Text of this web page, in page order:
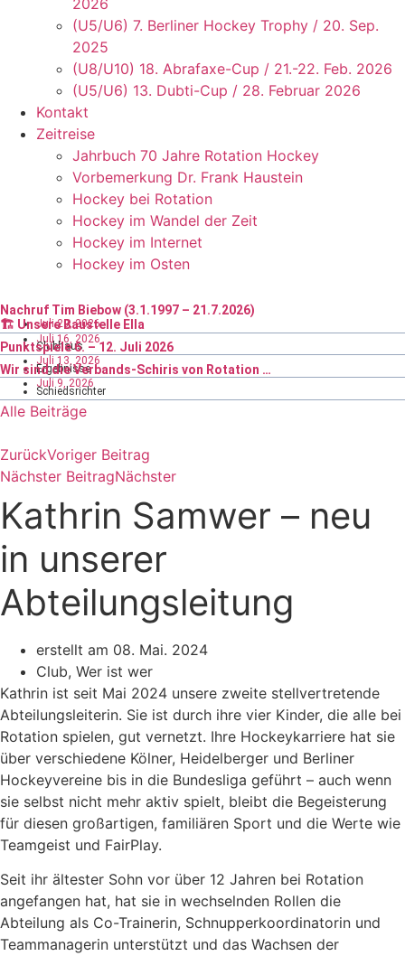
2026
(U5/U6) 7. Berliner Hockey Trophy / 20. Sep.
2025
(U8/U10) 18. Abrafaxe-Cup / 21.-22. Feb. 2026
(U5/U6) 13. Dubti-Cup / 28. Februar 2026
Kontakt
Zeitreise
Jahrbuch 70 Jahre Rotation Hockey
Vorbemerkung Dr. Frank Haustein
Hockey bei Rotation
Hockey im Wandel der Zeit
Hockey im Internet
Hockey im Osten
Juli 29, 2026
Nachruf Tim Biebow (3.1.1997 – 21.7.2026)
Juli 16, 2026
🏗️ Unsere Baustelle Ella
Clubhaus
Juli 13, 2026
Punktspiele 6. – 12. Juli 2026
Ergebnisse
Juli 9, 2026
Wir sind die Verbands-Schiris von Rotation …
Schiedsrichter
Alle Beiträge
ZurückVoriger Beitrag
Nächster BeitragNächster
Kathrin Samwer – neu
in unserer
Abteilungsleitung
erstellt am 08. Mai. 2024
Club, Wer ist wer
Kathrin ist seit Mai 2024 unsere zweite stellvertretende
Abteilungsleiterin. Sie ist durch ihre vier Kinder, die alle bei
Rotation spielen, gut vernetzt. Ihre Hockeykarriere hat sie
über verschiedene Kölner, Heidelberger und Berliner
Hockeyvereine bis in die Bundesliga geführt – auch wenn
sie selbst nicht mehr aktiv spielt, bleibt die Begeisterung
für diesen großartigen, familiären Sport und die Werte wie
Teamgeist und FairPlay.
Seit ihr ältester Sohn vor über 12 Jahren bei Rotation
angefangen hat, hat sie in wechselnden Rollen die
Abteilung als Co-Trainerin, Schnupperkoordinatorin und
Teammanagerin unterstützt und das Wachsen der